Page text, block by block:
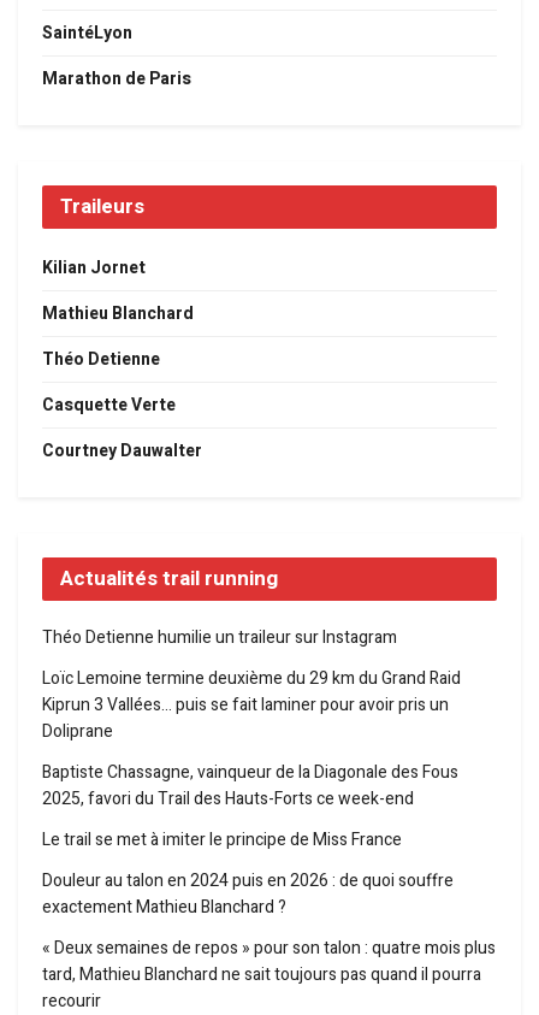
SaintéLyon
Marathon de Paris
Traileurs
Kilian Jornet
Mathieu Blanchard
Théo Detienne
Casquette Verte
Courtney Dauwalter
Actualités trail running
Théo Detienne humilie un traileur sur Instagram
Loïc Lemoine termine deuxième du 29 km du Grand Raid
Kiprun 3 Vallées… puis se fait laminer pour avoir pris un
Doliprane
Baptiste Chassagne, vainqueur de la Diagonale des Fous
2025, favori du Trail des Hauts-Forts ce week-end
Le trail se met à imiter le principe de Miss France
Douleur au talon en 2024 puis en 2026 : de quoi souffre
exactement Mathieu Blanchard ?
« Deux semaines de repos » pour son talon : quatre mois plus
tard, Mathieu Blanchard ne sait toujours pas quand il pourra
recourir